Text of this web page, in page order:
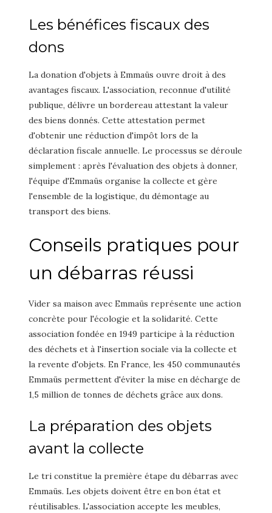
Les bénéfices fiscaux des
dons
La donation d'objets à Emmaüs ouvre droit à des
avantages fiscaux. L'association, reconnue d'utilité
publique, délivre un bordereau attestant la valeur
des biens donnés. Cette attestation permet
d'obtenir une réduction d'impôt lors de la
déclaration fiscale annuelle. Le processus se déroule
simplement : après l'évaluation des objets à donner,
l'équipe d'Emmaüs organise la collecte et gère
l'ensemble de la logistique, du démontage au
transport des biens.
Conseils pratiques pour
un débarras réussi
Vider sa maison avec Emmaüs représente une action
concrète pour l'écologie et la solidarité. Cette
association fondée en 1949 participe à la réduction
des déchets et à l'insertion sociale via la collecte et
la revente d'objets. En France, les 450 communautés
Emmaüs permettent d'éviter la mise en décharge de
1,5 million de tonnes de déchets grâce aux dons.
La préparation des objets
avant la collecte
Le tri constitue la première étape du débarras avec
Emmaüs. Les objets doivent être en bon état et
réutilisables. L'association accepte les meubles,